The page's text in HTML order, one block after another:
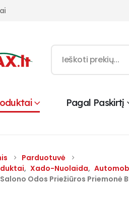
Pagal Paskirtį
Parduotuvė
, Xado-Nuolaida,
Odos Priežiūros Priemonė